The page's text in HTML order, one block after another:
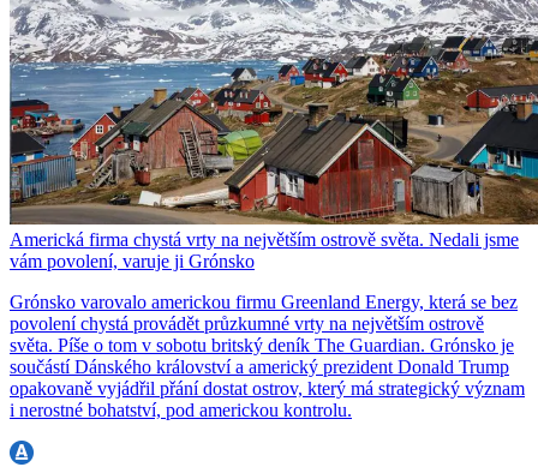
Americká firma chystá vrty na největším ostrově světa. Nedali jsme
vám povolení, varuje ji Grónsko
Grónsko varovalo americkou firmu Greenland Energy, která se bez
povolení chystá provádět průzkumné vrty na největším ostrově
světa. Píše o tom v sobotu britský deník The Guardian. Grónsko je
součástí Dánského království a americký prezident Donald Trump
opakovaně vyjádřil přání dostat ostrov, který má strategický význam
i nerostné bohatství, pod americkou kontrolu.